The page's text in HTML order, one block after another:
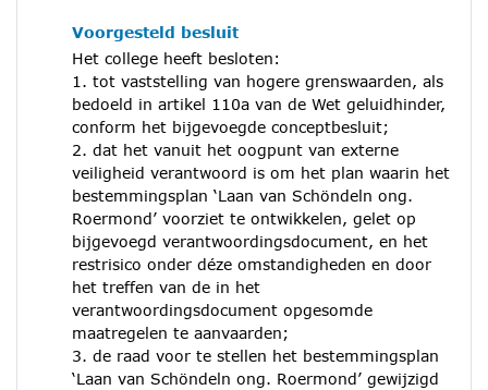
Voorgesteld besluit
Het college heeft besloten:
1. tot vaststelling van hogere grenswaarden, als
bedoeld in artikel 110a van de Wet geluidhinder,
conform het bijgevoegde conceptbesluit;
2. dat het vanuit het oogpunt van externe
veiligheid verantwoord is om het plan waarin het
bestemmingsplan ‘Laan van Schöndeln ong.
Roermond’ voorziet te ontwikkelen, gelet op
bijgevoegd verantwoordingsdocument, en het
restrisico onder déze omstandigheden en door
het treffen van de in het
verantwoordingsdocument opgesomde
maatregelen te aanvaarden;
3. de raad voor te stellen het bestemmingsplan
‘Laan van Schöndeln ong. Roermond’ gewijzigd